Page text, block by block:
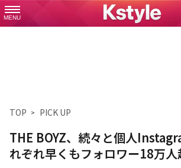
MENU
TOP PICK UP
THE BOYZ、続々と個人
れぞれ早くもフォロワー18万人